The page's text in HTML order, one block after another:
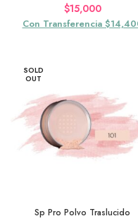
$15,000
Con Transferencia
SOLD
OUT
Sp Pro Polvo Traslucido